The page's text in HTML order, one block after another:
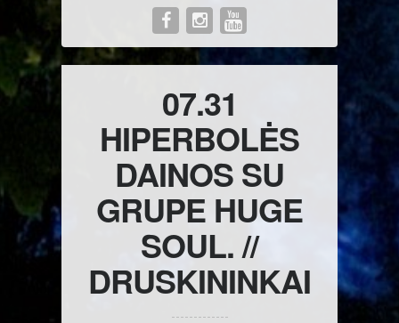
07.31
HIPERBOLĖS
DAINOS SU
GRUPE HUGE
SOUL. //
DRUSKININKAI